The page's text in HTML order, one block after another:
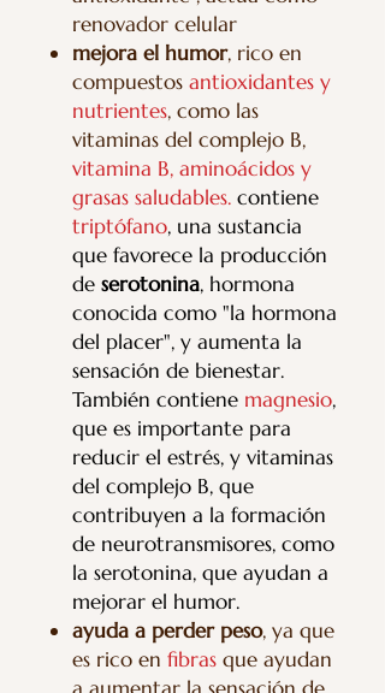
renovador celular
mejora el humor, rico en
compuestos antioxidantes y
nutrientes, como las
vitaminas del complejo B,
vitamina B, aminoácidos y
grasas saludables. contiene
triptófano, una sustancia
que favorece la producción
de serotonina, hormona
conocida como "la hormona
del placer", y aumenta la
sensación de bienestar.
También contiene magnesio,
que es importante para
reducir el estrés, y vitaminas
del complejo B, que
contribuyen a la formación
de neurotransmisores, como
la serotonina, que ayudan a
mejorar el humor.
ayuda a perder peso, ya que
es rico en fibras que ayudan